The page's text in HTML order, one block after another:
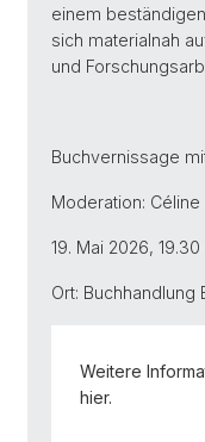
einem
sich materialnah
und
Buchvernissage
Moderation: Céline
19. Mai 2026, 19.30
Ort: Buchhandlung
Weitere
hier.